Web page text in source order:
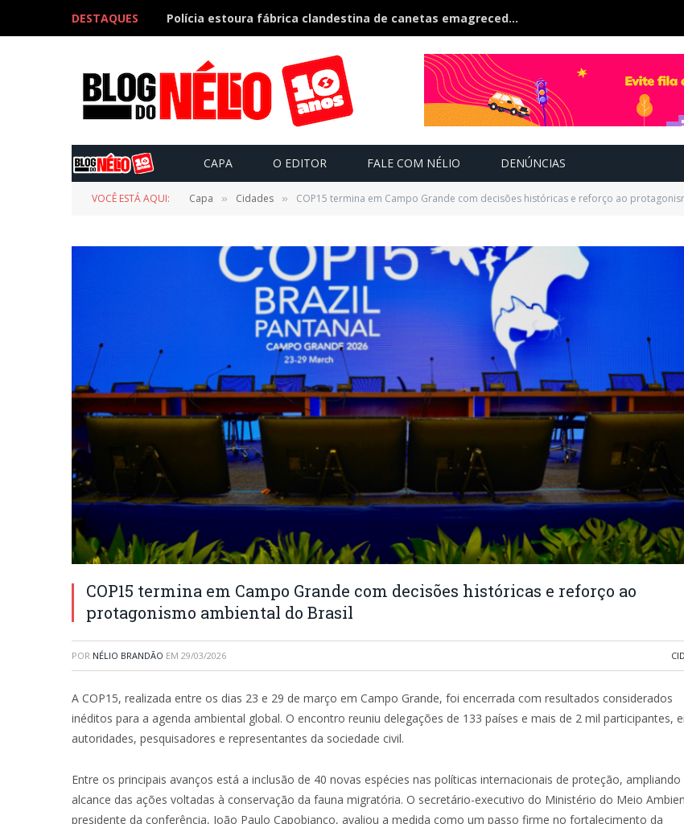
DESTAQUES Polícia estoura fábrica clandestina de canetas emagrecedoras é fechada na fronteira
CAPA O EDITOR FALE COM NÉLIO DENÚNCIAS
VOCÊ ESTÁ AQUI: Capa » Cidades » COP15 termina em Campo Grande com decisões históricas e reforço ao
COP15 termina em Campo Grande com decisões históricas e reforço ao
protagonismo ambiental do Brasil
POR NÉLIO BRANDÃO EM 29/03/2026
A COP15, realizada entre os dias 23 e 29 de março em Campo Grande, foi encerrada com resultados considerados
inéditos para a agenda ambiental global. O encontro reuniu delegações de 133 países e mais de 2 mil participantes,
autoridades, pesquisadores e representantes da sociedade civil.
Entre os principais avanços está a inclusão de 40 novas espécies nas políticas internacionais de proteção, ampliando
alcance das ações voltadas à conservação da fauna migratória. O secretário-executivo do Ministério do Meio
presidente da conferência, João Paulo Capobianco, avaliou a medida como um passo firme no fortalecimento da